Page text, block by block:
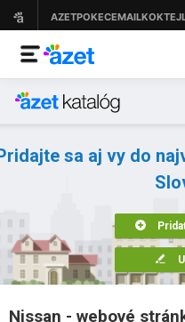
sa aj vy do
Nissan - webové